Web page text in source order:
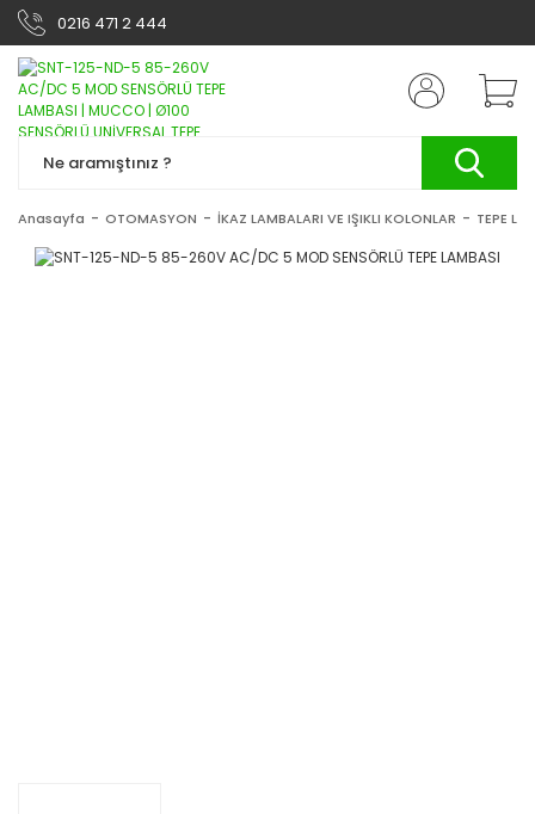
0216 471 2 444
Anasayfa OTOMASYON İKAZ LAMBALARI VE IŞIKLI KOLONLAR TEPE